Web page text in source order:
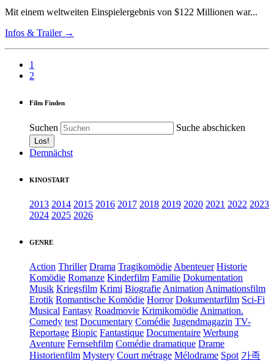
Mit einem weltweiten Einspielergebnis von $122 Millionen war...
Infos & Trailer →
1
2
Film Finden
Suchen Suche abschicken
Demnächst
KINOSTART
2013 2014 2015 2016 2017 2018 2019 2020 2021 2022 2023
2024 2025 2026
GENRE
Action Thriller Drama Tragikomödie Abenteuer Historie
Komödie Romanze Kinderfilm Familie Dokumentation
Musik Kriegsfilm Krimi Biografie Animation Animationsfilm
Erotik Romantische Komödie Horror Dokumentarfilm Sci-Fi
Musical Fantasy Roadmovie Krimikomödie Animation.
Comedy test Documentary Comédie Jugendmagazin TV-
Reportage Biopic Fantastique Documentaire Werbung
Aventure Fernsehfilm Comédie dramatique Drame
Historienfilm Mystery Court métrage Mélodrame Spot 가족